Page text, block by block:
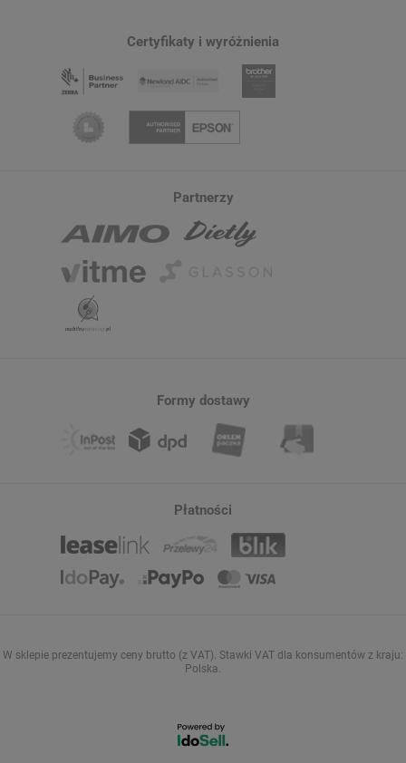
Certyfikaty i wyróżnienia
Partnerzy
Formy dostawy
Płatności
W sklepie prezentujemy ceny brutto (z VAT). Stawki VAT dla konsumentów z kraju:
Polska.